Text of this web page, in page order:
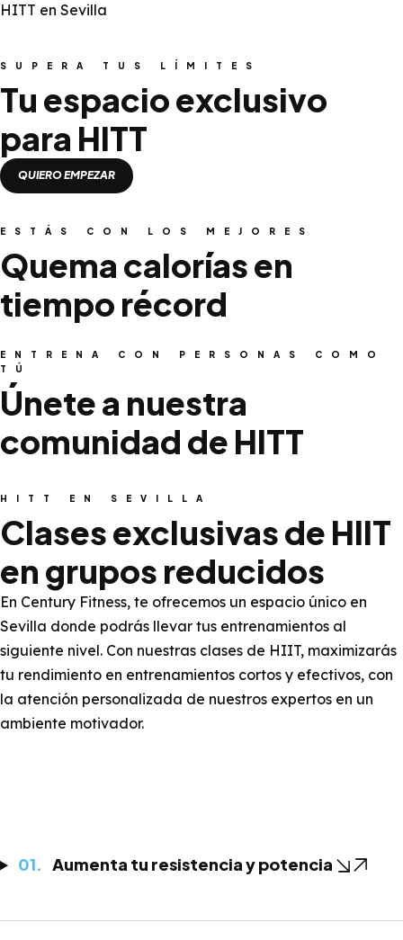
HITT en Sevilla
SUPERA TUS LÍMITES
Tu espacio exclusivo
para HITT
QUIERO EMPEZAR
ESTÁS CON LOS MEJORES
Quema calorías en
tiempo récord
ENTRENA CON PERSONAS COMO
TÚ
Únete a nuestra
comunidad de HITT
HITT EN SEVILLA
Clases exclusivas de HIIT
en grupos reducidos
En Century Fitness, te ofrecemos un espacio único en
Sevilla donde podrás llevar tus entrenamientos al
siguiente nivel. Con nuestras clases de HIIT, maximizarás
tu rendimiento en entrenamientos cortos y efectivos, con
la atención personalizada de nuestros expertos en un
ambiente motivador.
Aumenta tu resistencia y potencia